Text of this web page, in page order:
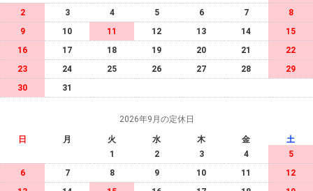
2
3 4 5 6 7
8
9
10 11 12 13 14
15
16
17 18 19 20 21
22
23
24 25 26 27 28
29
30
31
2026年9月の定休日
日 月 火 水 木 金
土
1
2 3 4
5
6
7 8 9 10 11
12